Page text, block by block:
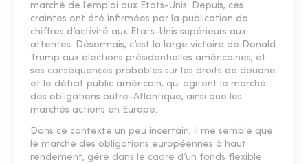
marché de l’emploi aux Etats-Unis. Depuis, ces
craintes ont été infirmées par la publication de
chiffres d’activité aux Etats-Unis supérieurs aux
attentes. Désormais, c’est la large victoire de Donald
Trump aux élections présidentielles américaines, et
ses conséquences probables sur les droits de douane
et le déficit public américain, qui agitent le marché
des obligations outre-Atlantique, ainsi que les
marchés actions en Europe.
Dans ce contexte un peu incertain, il me semble que
le marché des obligations européennes à haut
rendement, géré dans le cadre d’un fonds flexible